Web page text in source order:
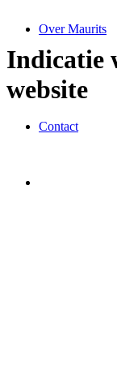
Over Maurits
Contact
Indicatie
website